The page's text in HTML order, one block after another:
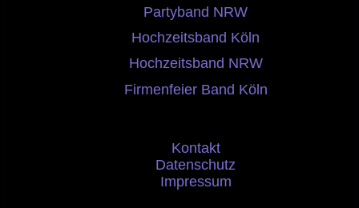
Partyband NRW
Hochzeitsband Köln
Hochzeitsband NRW
Firmenfeier Band Köln
Kontakt
Datenschutz
Impressum